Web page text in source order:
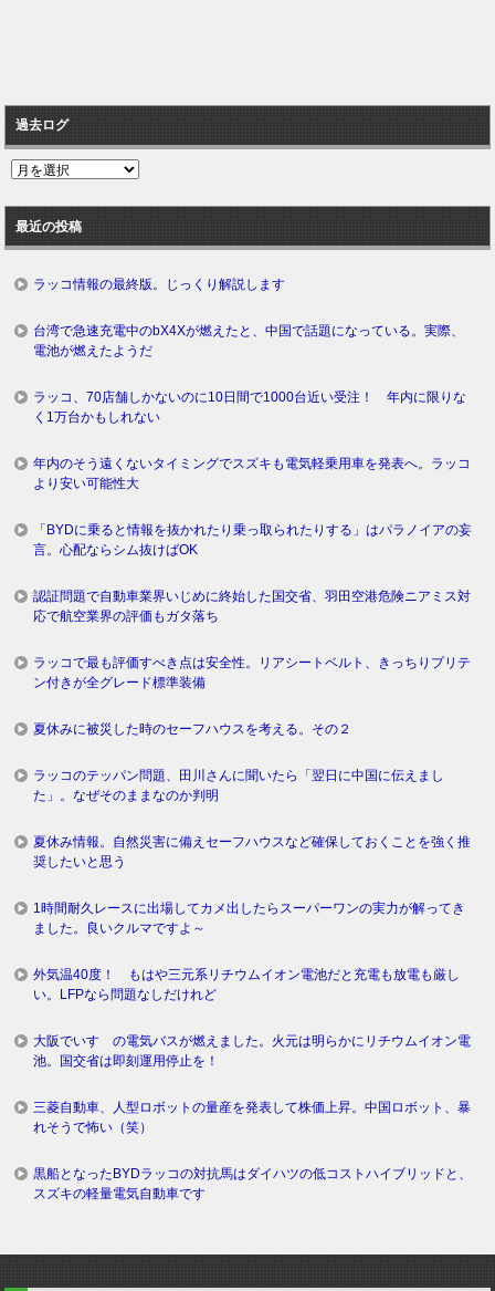
過去ログ
過
ロ
グ
最近の投稿
ラッコ情報の最終版。じっくり解説します
台湾で急速充電中のbX4Xが燃えたと、中国で話題になっている。実際、
電池が燃えたようだ
ラッコ、70店舗しかないのに10日間で1000台近い受注！ 年内に限りな
く1万台かもしれない
年内のそう遠くないタイミングでスズキも電気軽乗用車を発表へ。ラッコ
より安い可能性大
「BYDに乗ると情報を抜かれたり乗っ取られたりする」はパラノイアの妄
言。心配ならシム抜けばOK
認証問題で自動車業界いじめに終始した国交省、羽田空港危険ニアミス対
応で航空業界の評価もガタ落ち
ラッコで最も評価すべき点は安全性。リアシートベルト、きっちりプリテ
ン付きが全グレード標準装備
夏休みに被災した時のセーフハウスを考える。その２
ラッコのテッパン問題、田川さんに聞いたら「翌日に中国に伝えまし
た」。なぜそのままなのか判明
夏休み情報。自然災害に備えセーフハウスなど確保しておくことを強く推
奨したいと思う
1時間耐久レースに出場してカメ出したらスーパーワンの実力が解ってき
ました。良いクルマですよ～
外気温40度！ もはや三元系リチウムイオン電池だと充電も放電も厳し
い。LFPなら問題なしだけれど
大阪でいすゞの電気バスが燃えました。火元は明らかにリチウムイオン電
池。国交省は即刻運用停止を！
三菱自動車、人型ロボットの量産を発表して株価上昇。中国ロボット、暴
れそうで怖い（笑）
黒船となったBYDラッコの対抗馬はダイハツの低コストハイブリッドと、
スズキの軽量電気自動車です